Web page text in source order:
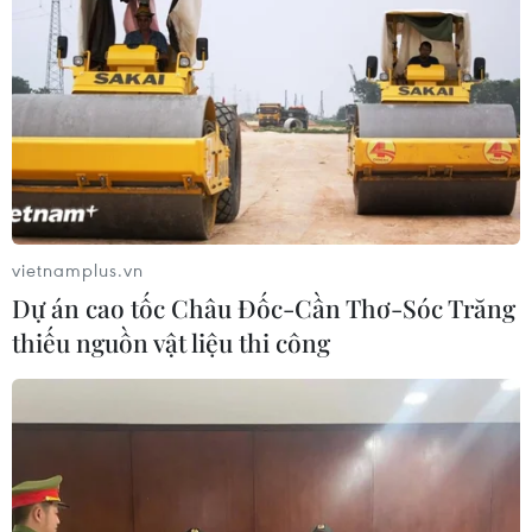
Kỳ họp không thường lệ thứ
nhất: Quốc hội thảo luận ở tổ về 3 dự
án luật
04/08/2026 03:54
Kayabuki no Sato - ngôi làng
cổ mang vẻ đẹp mộc mạc, nguyên sơ
của Kyoto
04/08/2026 03:40
Quốc hội họp nghe trình bày
sự-quốc phòng
vietnamplus.vn
Dự án cao tốc Châu Đốc-Cần Thơ-Sóc Trăng
thiếu nguồn vật liệu thi công